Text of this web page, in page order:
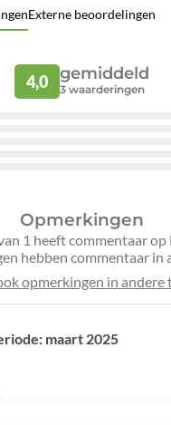
Externe beoordelingen
4,0 gemiddeld
3waarderingen
Opmerkingen
1 heeft commentaar op
hebben commentaar in
maart 2025